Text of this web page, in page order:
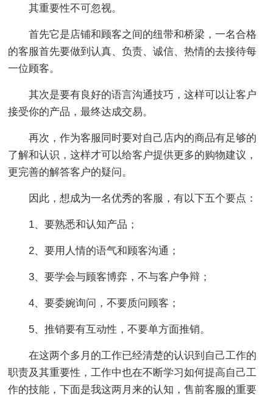
其重要性不可忽视。
首先它是店铺和顾客之间的纽带和桥梁，一名合格
的客服首先要做到认真、负责、诚信、热情的去接待每
一位顾客。
其次是要有良好的语言沟通技巧，这样可以让客户
接受你的产品，最终达成交易。
再次，作为客服同时要对自己店内的商品有足够的
了解和认识，这样才可以给客户提供更多的购物建议，
更完善的解答客户的疑问。
因此，想成为一名优秀的客服，有以下五个要点：
1、要熟悉和认知产品；
2、要用人情的语气和顾客沟通；
3、要学会与顾客博弈，不与客户争辩；
4、要委婉询问，不要质问顾客；
5、推销要有互动性，不要单方面推销。
在这两个多月的工作已经清楚的认识到自己工作的
职责及其重要性，工作中也在不断学习如何提高自己工
作的技能，下面是我这两月来的认知，售前客服的重要